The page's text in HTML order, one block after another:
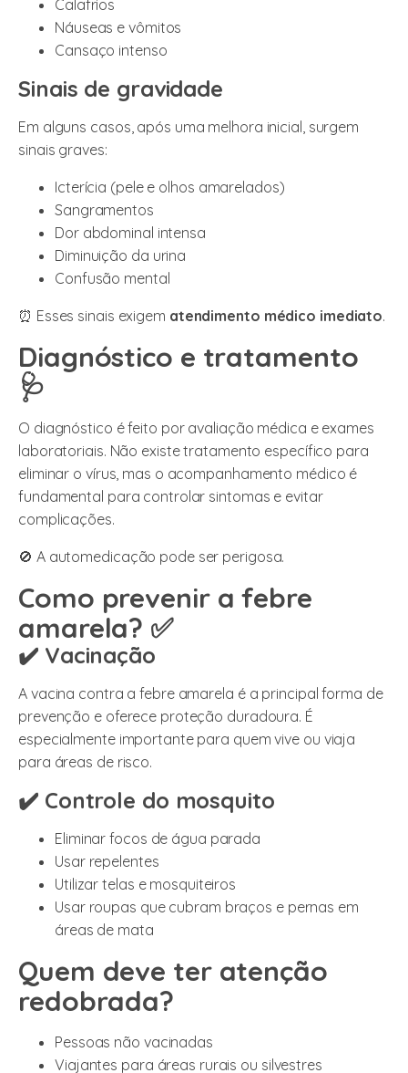
Calafrios
Náuseas e vômitos
Cansaço intenso
Sinais de gravidade
Em alguns casos, após uma melhora inicial, surgem
sinais graves:
Icterícia (pele e olhos amarelados)
Sangramentos
Dor abdominal intensa
Diminuição da urina
Confusão mental
⏰ Esses sinais exigem atendimento médico imediato.
Diagnóstico e tratamento
🩺
O diagnóstico é feito por avaliação médica e exames
laboratoriais. Não existe tratamento específico para
eliminar o vírus, mas o acompanhamento médico é
fundamental para controlar sintomas e evitar
complicações.
🚫 A automedicação pode ser perigosa.
Como prevenir a febre
amarela? ✅
✔️ Vacinação
A vacina contra a febre amarela é a principal forma de
prevenção e oferece proteção duradoura. É
especialmente importante para quem vive ou viaja
para áreas de risco.
✔️ Controle do mosquito
Eliminar focos de água parada
Usar repelentes
Utilizar telas e mosquiteiros
Usar roupas que cubram braços e pernas em
áreas de mata
Quem deve ter atenção
redobrada?
Pessoas não vacinadas
Viajantes para áreas rurais ou silvestres